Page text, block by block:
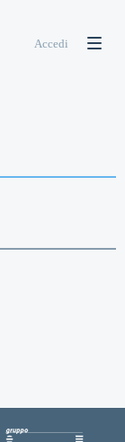
Accedi